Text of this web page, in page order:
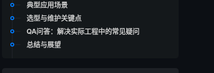
典型应用场景
选型与维护关键点
QA问答：解决实际工程中的常见疑问
总结与展望